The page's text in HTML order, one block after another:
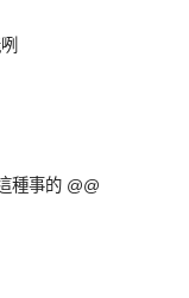
種事的 @@